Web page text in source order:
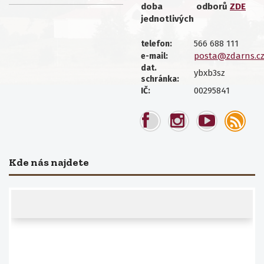
doba
jednotlivých
odborů ZDE
telefon: 566 688 111
e-mail: posta@zdarns.cz
dat.
schránka:
ybxb3sz
IČ: 00295841
Kde nás najdete